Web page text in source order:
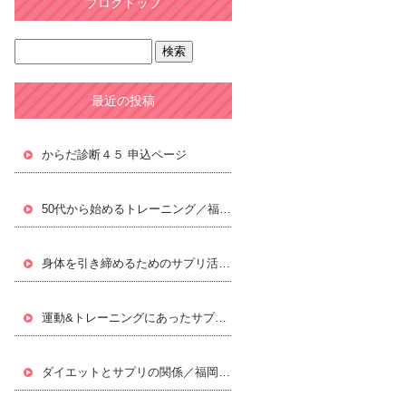
最近の投稿
からだ診断４５ 申込ページ
50代から始めるトレーニング／福岡パーソナルトレーニングジムLifxc[ライフィクス]
身体を引き締めるためのサプリ活用／福岡パーソナルトレーニングジムLifxc[ライフィクス]
運動&トレーニングにあったサプリ／福岡パーソナルトレーニングジムLifxc[ライフィクス]
ダイエットとサプリの関係／福岡パーソナルトレーニングジムLifxc[ライフィクス]